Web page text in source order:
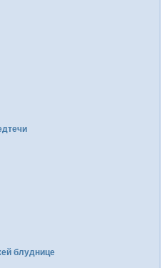
блуднице